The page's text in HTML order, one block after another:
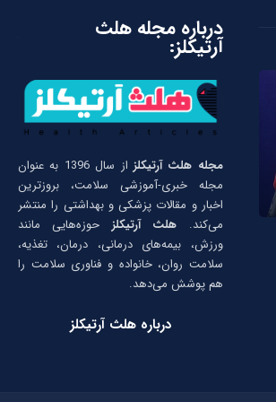
درباره مجله هلث
آرتیکلز:
مجله هلث آرتیکلز
از سال 1396 به عنوان
مجله خبری-آموزشی سلامت، بروزترین
اخبار و مقالات پزشکی و بهداشتی را منتشر
می‌کند. هلث آرتیکلز حوزه‌هایی مانند
ورزش، بیمه‌های درمانی، درمان، تغذیه،
سلامت روان، خانواده و فناوری سلامت را
هم پوشش می‌دهد.
درباره هلث آرتیکلز